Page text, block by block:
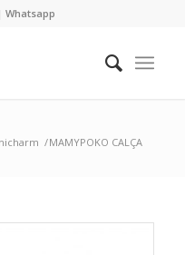
Whatsapp
/MAMYPOKO CALÇA